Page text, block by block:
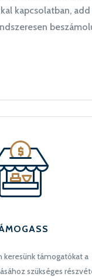
kapcsolatban,
keresünk támogatókat a
szükséges